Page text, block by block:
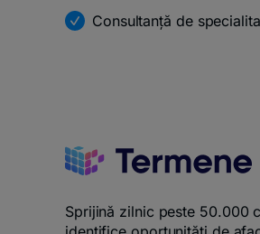
Consultanță de
Sprijină zilnic peste 50.000